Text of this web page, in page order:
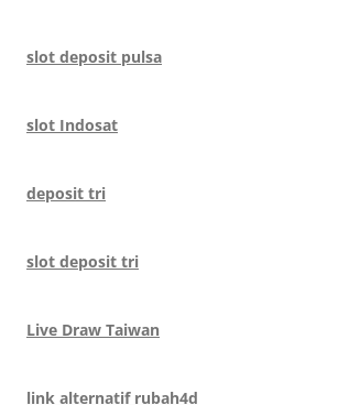
slot deposit pulsa
slot Indosat
deposit tri
slot deposit tri
Live Draw Taiwan
link alternatif rubah4d